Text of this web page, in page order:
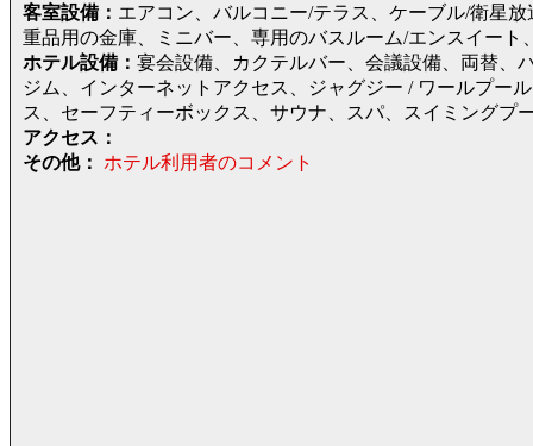
客室設備： エアコン、バルコニー/テラス、ケーブル/衛星
重品用の金庫、ミニバー、専用のバスルーム/エンスイート
ホテル設備： 宴会設備、カクテルバー、会議設備、両替、
ジム、インターネットアクセス、ジャグジー / ワールプー
ス、セーフティーボックス、サウナ、スパ、スイミングプ
アクセス：
その他：
ホテル利用者のコメント